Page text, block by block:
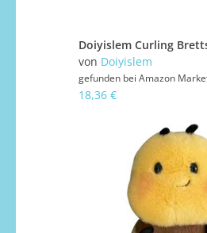
von Doiyislem
gefunden bei Amazon
18,36 €